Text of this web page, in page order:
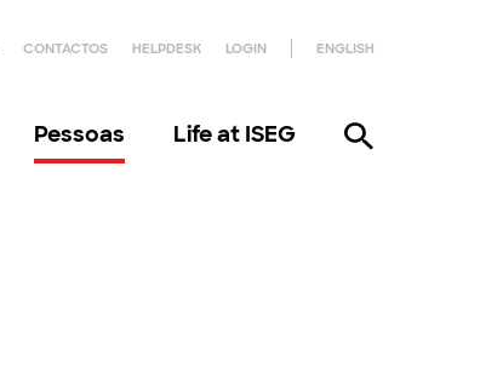
CONTACTOS HELPDESK LOGIN ENGLISH
Pessoas Life at ISEG